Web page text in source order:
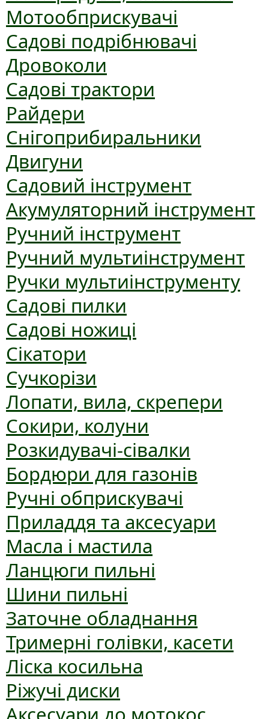
Мотообприскувачі
Садові подрібнювачі
Дровоколи
Садові трактори
Райдери
Снігоприбиральники
Двигуни
Садовий інструмент
Акумуляторний інструмент
Ручний інструмент
Ручний мультиінструмент
Ручки мультиінструменту
Садові пилки
Садові ножиці
Сікатори
Сучкорізи
Лопати, вила, скрепери
Сокири, колуни
Розкидувачі-сівалки
Бордюри для газонів
Ручні обприскувачі
Приладдя та аксесуари
Масла і мастила
Ланцюги пильні
Шини пильні
Заточне обладнання
Тримерні голівки, касети
Ліска косильна
Ріжучі диски